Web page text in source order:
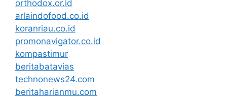
orthodox.or.id
arlaindofood.co.id
koranriau.co.id
promonavigator.co.id
kompastimur
beritabatavias
technonews24.com
beritaharianmu.com